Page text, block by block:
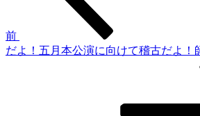
ゲ
ー
前
だよ！五月本公演に向けて稽古だよ！